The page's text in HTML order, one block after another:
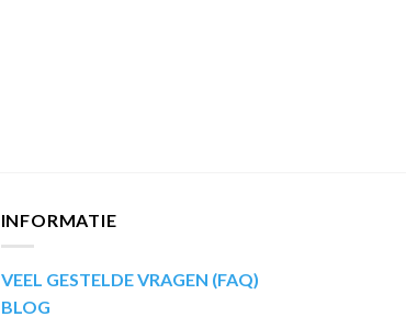
INFORMATIE
VEEL GESTELDE VRAGEN (FAQ)
BLOG